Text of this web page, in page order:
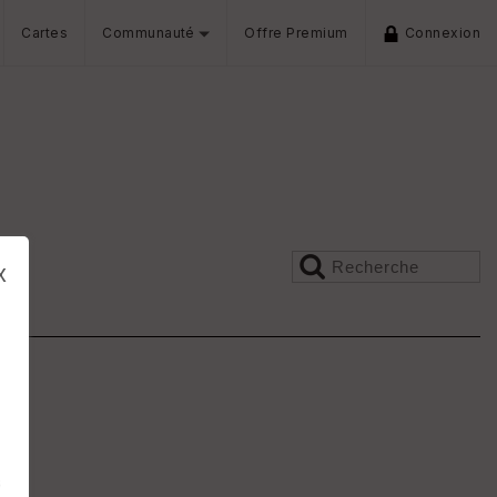
Cartes Communauté Offre Premium Connexion